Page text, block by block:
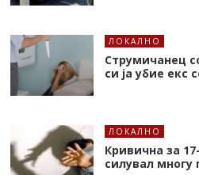
ЛОКАЛНО
Струмичанец
си ја убие екс
ЛОКАЛНО
Кривична за
силувал многу